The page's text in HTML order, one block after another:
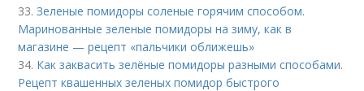
33.Зеленые помидоры соленые горячим способом.
Маринованные зеленые помидоры на зиму, как в
магазине — рецепт «пальчики оближешь»
34. Как заквасить зелёные помидоры разными способами.
Рецепт квашенных зеленых помидор быстрого